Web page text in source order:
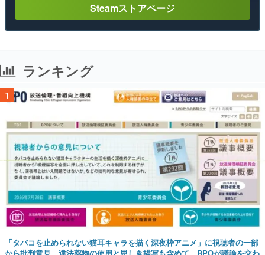
Steamストアページ
ランキング
1
「タバコを止められない猫耳キャラを描く深夜枠アニメ」に視聴者の一部